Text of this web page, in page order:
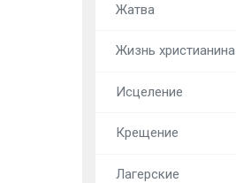
Жатва
Жизнь христианина
Исцеление
Крещение
Лагерские